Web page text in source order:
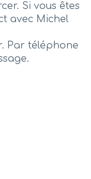
Si vous êtes
avec Michel
Par téléphone